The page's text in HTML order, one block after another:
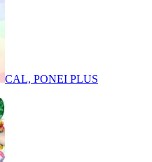
CAL, PONEI PLUS